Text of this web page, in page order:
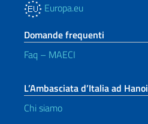
Europa.eu
Domande frequenti
Faq – MAECI
L’Ambasciata d’Italia ad Hanoi
Chi siamo